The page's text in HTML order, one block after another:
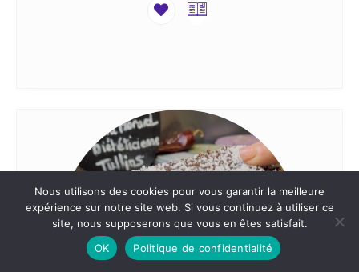
Nous utilisons des cookies pour vous garantir la meilleure
expérience sur notre site web. Si vous continuez à utiliser ce
site, nous supposerons que vous en êtes satisfait.
OK
Politique de confidentialité